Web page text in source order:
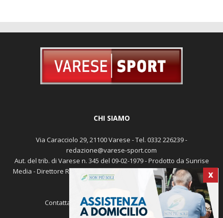
X
CHI SIAMO
Via Caracciolo 29, 21100 Varese - Tel. 0332 226239 -
redazione@varese-sport.com
Aut. del trib. di Varese n. 345 del 09-02-1979 - Prodotto da Sunrise
Media - Direttore Responsabile: Michele Marocco -Cookie policy
Pubblicità
Contattaci: redazione@varese-sport.com